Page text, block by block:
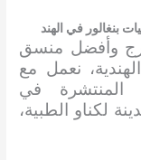
بنغالور في الهند
وأفضل منسق
الهندية، نعمل مع
المنتشرة في
لكناو الطبية،